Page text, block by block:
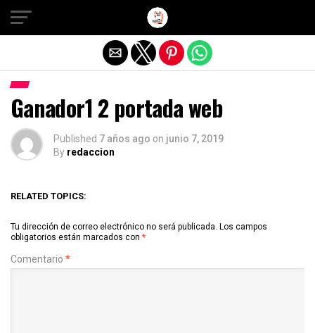
Ganador1 2 portada web
Published 7 años ago on junio 7, 2019
By redaccion
RELATED TOPICS:
Tu dirección de correo electrónico no será publicada. Los campos
obligatorios están marcados con *
Comentario *
Salir de la versión móvil